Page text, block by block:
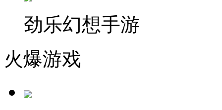
劲乐幻想手游
火爆游戏